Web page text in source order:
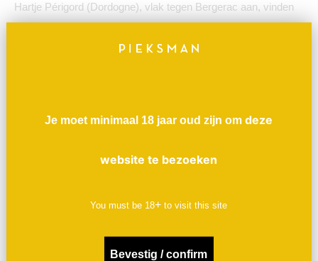
Hartje Périgord (Dordogne), vlak tegen Bergerac aan, vinden
we Château Lestignac. Het wijnhuis wordt sinds 2008 bestierd
door de jonge Camille en Mathias Marquet. Het stel nam het
zo veel mogelijk met lokale druiven. De ca. 40 jaar oude
klei-kalkplateau en diverse kalksteenhellingen met vuursteen.
biologisch/biodynamisch boerden, maar zelf geen wijn
Je moet minimaal 18 jaar oud zijn omdeze
website te bezoeken
You must be 18+ to visit this site
Bevestig / confirm